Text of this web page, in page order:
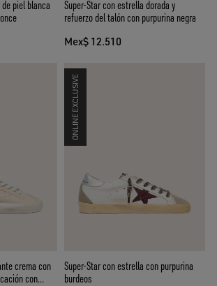
piel blanca
Super-Star con estrella dorada y
refuerzo del talón con purpurina negra
Mex$ 12.510
crema con
con
ONLINE EXCLUSIVE
Super-Star con estrella con purpurina
burdeos